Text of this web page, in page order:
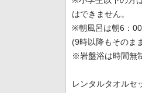
はできません。
※朝風呂は朝6：
(9時以降もそのま
※岩盤浴は時間無
レンタルタオルセ